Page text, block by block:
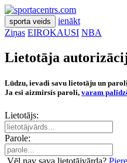
sporta veids
ienākt
Ziņas EIROKAUSI NBA
Lietotāja
Lūdzu, ievadi savu lietotāju un
Ja esi aizmirsis paroli, varam
Lietotājs:
Parole: